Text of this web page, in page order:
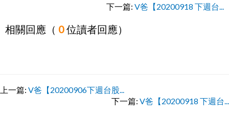
下一篇: V爸【20200918 下週台...
相關回應（ 0位讀者回應）
上一篇: V爸【20200906下週台股...
下一篇: V爸【20200918 下週台...